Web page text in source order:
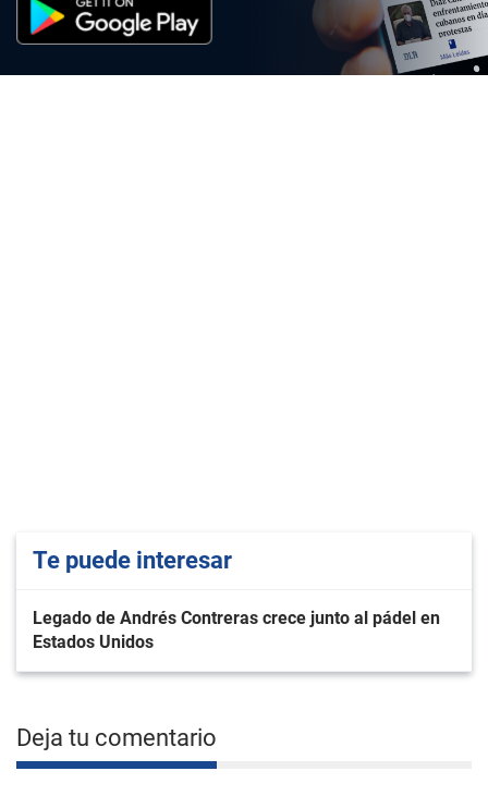
Te puede interesar
Legado de Andrés Contreras crece junto al pádel en
Estados Unidos
Deja tu comentario